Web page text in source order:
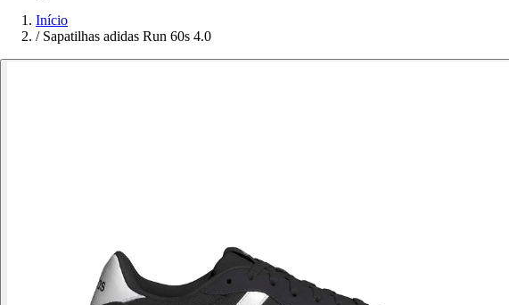
Início
/ Sapatilhas adidas Run 60s 4.0